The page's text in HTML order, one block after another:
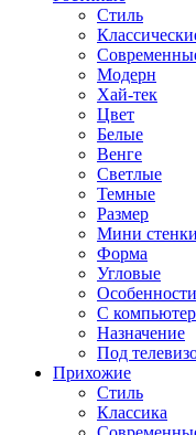
Стиль
Модерн
Хай-тек
Цвет
Белые
Венге
Светлые
Темные
Размер
Мини стенки
Форма
Угловые
Особенности
С
Назначение
Под
Прихожие
Стиль
Классика